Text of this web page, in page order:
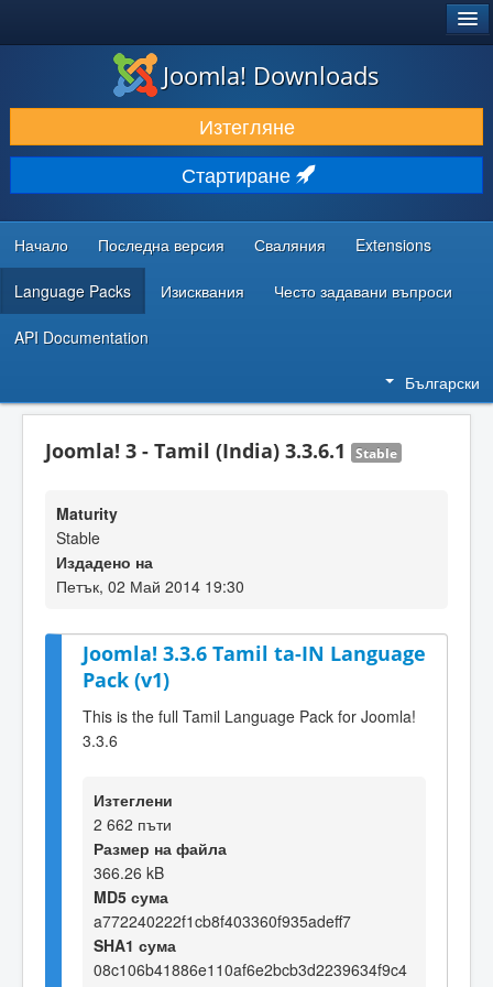
ИЗТЕГЛЯНЕ & РАЗШИРЯВАНЕ
ОТКРИВАЙТЕ & УЧЕТЕ
ОБЩНОСТ & ПОДДРЪЖКА
РЕСУРСИ ЗА РАЗРАБОТКА
Joomla! Downloads
Изтегляне
Стартиране
Начало Последна версия Сваляния Extensions
Language Packs Изисквания Често задавани въпроси
API Documentation
Български
Joomla! 3 - Tamil (India) 3.3.6.1 Stable
Maturity
Stable
Издадено на
Петък, 02 Май 2014 19:30
Joomla! 3.3.6 Tamil ta-IN Language
Pack (v1)
This is the full Tamil Language Pack for Joomla!
3.3.6
Изтеглени
2 662 пъти
Размер на файла
366.26 kB
MD5 сума
a772240222f1cb8f403360f935adeff7
SHA1 сума
08c106b41886e110af6e2bcb3d2239634f9c4